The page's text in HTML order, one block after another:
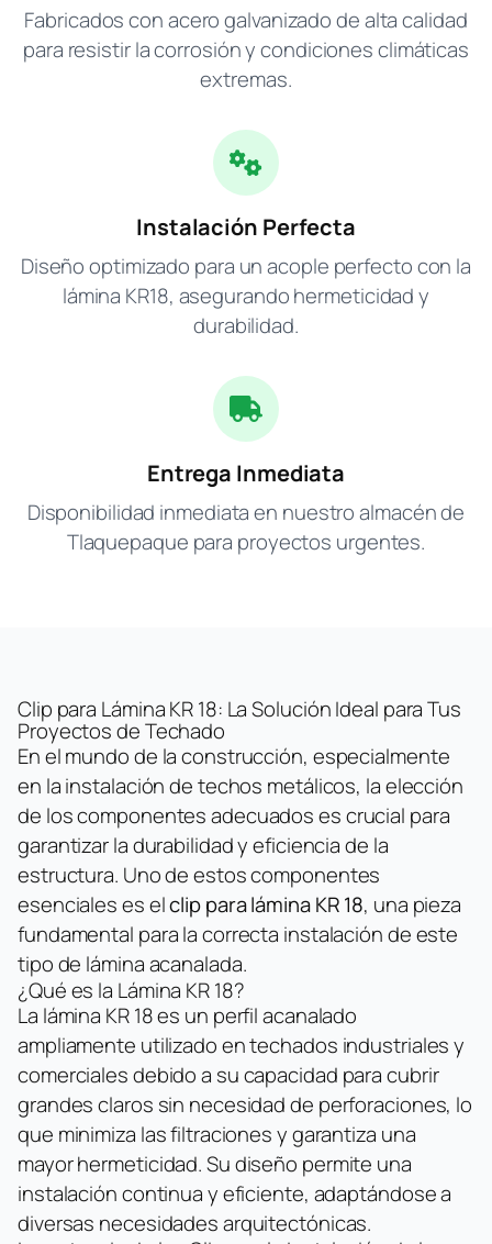
Fabricados con acero galvanizado de alta calidad
para resistir la corrosión y condiciones climáticas
extremas.
Instalación Perfecta
Diseño optimizado para un acople perfecto con la
lámina KR18, asegurando hermeticidad y
durabilidad.
Entrega Inmediata
Disponibilidad inmediata en nuestro almacén de
Tlaquepaque para proyectos urgentes.
Clip para Lámina KR 18: La Solución Ideal para Tus
Proyectos de Techado
En el mundo de la construcción, especialmente
en la instalación de techos metálicos, la elección
de los componentes adecuados es crucial para
garantizar la durabilidad y eficiencia de la
estructura. Uno de estos componentes
esenciales es elclip para lámina KR 18, una pieza
fundamental para la correcta instalación de este
tipo de lámina acanalada.
¿Qué es la Lámina KR 18?
La lámina KR 18 es un perfil acanalado
ampliamente utilizado en techados industriales y
comerciales debido a su capacidad para cubrir
grandes claros sin necesidad de perforaciones, lo
que minimiza las filtraciones y garantiza una
mayor hermeticidad. Su diseño permite una
instalación continua y eficiente, adaptándose a
diversas necesidades arquitectónicas.